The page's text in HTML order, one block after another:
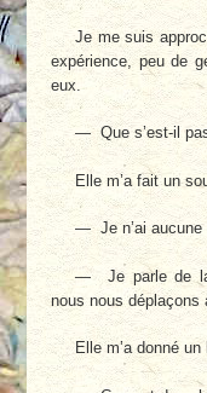
Je me suis
expérience, peu de
eux.
— Que s’est-il
Elle m’a fait un
— Je n’ai aucune
— Je parle de la
nous nous déplaçons
Elle m’a donné